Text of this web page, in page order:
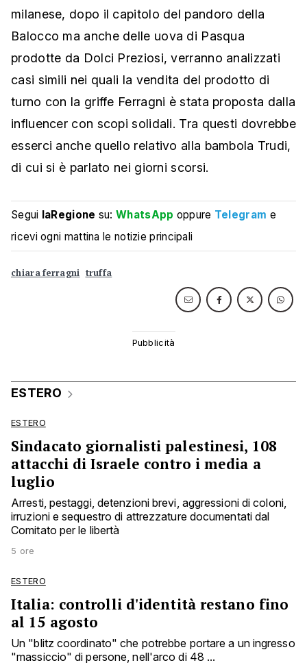
milanese, dopo il capitolo del pandoro della
Balocco ma anche delle uova di Pasqua
prodotte da Dolci Preziosi, verranno analizzati
casi simili nei quali la vendita del prodotto di
turno con la griffe Ferragni è stata proposta dalla
influencer con scopi solidali. Tra questi dovrebbe
esserci anche quello relativo alla bambola Trudi,
di cui si è parlato nei giorni scorsi.
Segui laRegione su:WhatsApp oppure Telegram e
ricevi ogni mattina le notizie principali
chiara ferragni truffa
ESTERO
ESTERO
Sindacato giornalisti palestinesi, 108
attacchi di Israele contro i media a
luglio
Arresti, pestaggi, detenzioni brevi, aggressioni di coloni,
irruzioni e sequestro di attrezzature documentati dal
Comitato per le libertà
5 ore
ESTERO
Italia: controlli d'identità restano fino
al 15 agosto
Un "blitz coordinato" che potrebbe portare a un ingresso
"massiccio" di persone, nell'arco di 48 ...